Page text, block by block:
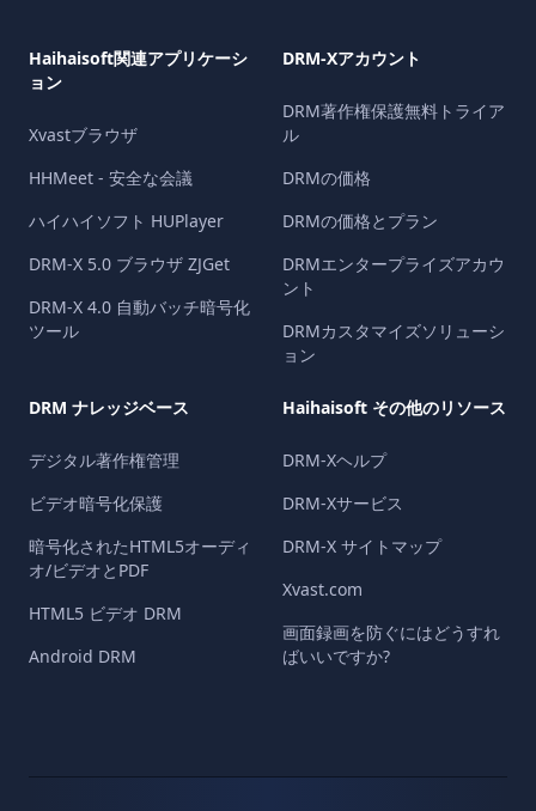
Haihaisoft関連アプリケーシ
ョン
Xvastブラウザ
HHMeet - 安全な会議
ハイハイソフト HUPlayer
DRM-X 5.0 ブラウザ ZJGet
DRM-X 4.0 自動バッチ暗号化
ツール
DRM-Xアカウント
DRM著作権保護無料トライア
ル
DRMの価格
DRMの価格とプラン
DRMエンタープライズアカウ
ント
DRMカスタマイズソリューシ
ョン
DRM ナレッジベース
デジタル著作権管理
ビデオ暗号化保護
暗号化されたHTML5オーディ
オ/ビデオとPDF
HTML5 ビデオ DRM
Android DRM
Haihaisoft その他のリソース
DRM-Xヘルプ
DRM-Xサービス
DRM-X サイトマップ
Xvast.com
画面録画を防ぐにはどうすれ
ばいいですか?